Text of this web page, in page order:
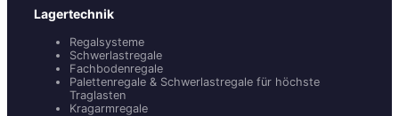
Lagertechnik
Regalsysteme
Schwerlastregale
Fachbodenregale
Palettenregale & Schwerlastregale für höchste
Traglasten
Kragarmregale